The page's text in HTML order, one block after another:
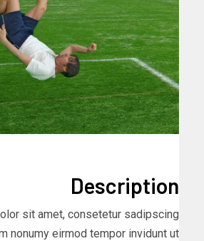
Description
sit amet, consetetur sadipscing
nonumy eirmod tempor invidunt ut